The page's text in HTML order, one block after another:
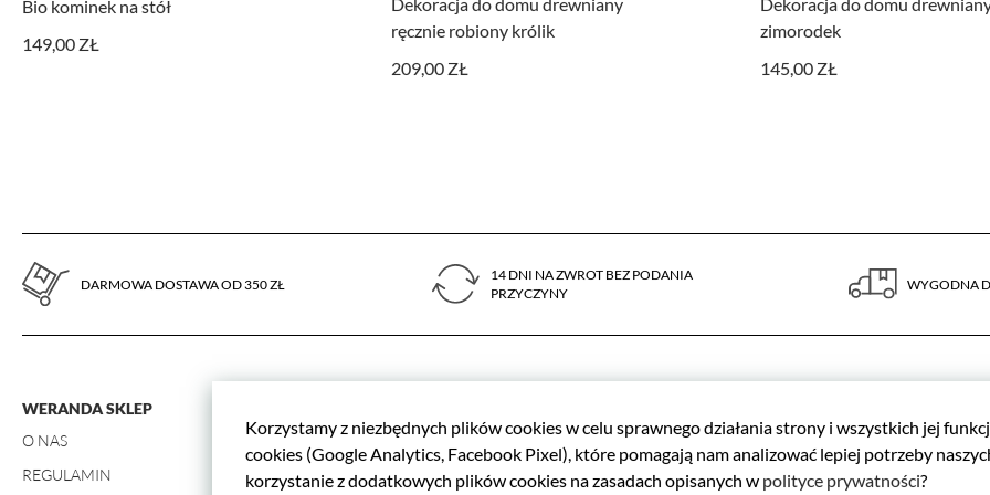
Bio kominek na stół
149,00 ZŁ
ręcznie robiony królik
209,00 ZŁ
zimorodek
145,00 ZŁ
Korzystamy z niezbędnych plików cookies w celu sprawnego działania strony i wszystkich jej
cookies (Google Analytics, Facebook Pixel), które pomagają nam analizować lepiej potrzeby
korzystanie z dodatkowych plików cookies na zasadach opisanych w polityce prywatności?
Ads. Jeżeli sobie tego nie życzysz, możesz wyłączyć narzędzia Google.
W kodzie strony zaimplementowany jest Pixel Facebooka. To kod, który zbiera informacje na temat Twojego korzystania ze
DARMOWA DOSTAWA OD 350 ZŁ
14 DNI NA ZWROT BEZ PODANIA
PRZYCZYNY
WYGODNA
WERANDA SKLEP
O NAS
REGULAMIN
DOSTAWA
ZWROTY I WYMIANY
+ 48 734 423 498